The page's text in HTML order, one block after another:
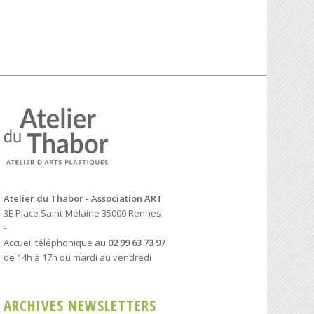
Atelier du Thabor - Association ART
3E Place Saint-Mélaine 35000 Rennes
-
Accueil téléphonique au 02 99 63 73 97
de 14h à 17h du mardi au vendredi
ARCHIVES NEWSLETTERS